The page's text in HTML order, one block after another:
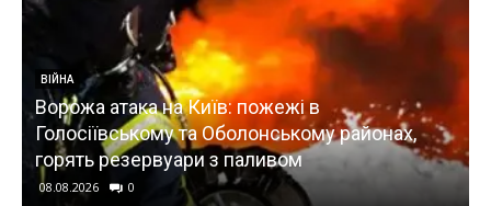
ВІЙНА
Ворожа атака на Київ: пожежі в
Голосіївському та Оболонському районах,
горять резервуари з паливом
08.08.2026 0